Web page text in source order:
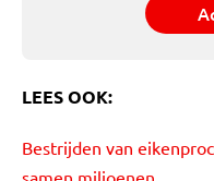
LEES OOK:
Bestrijden van
samen miljoenen